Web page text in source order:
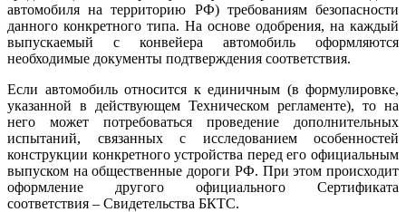
автомобиля на территорию РФ) требованиям безопасности
данного конкретного типа. На основе одобрения, на каждый
выпускаемый с конвейера автомобиль оформляются
необходимые документы подтверждения соответствия.
Если автомобиль относится к единичным (в формулировке,
указанной в действующем Техническом регламенте), то на
него может потребоваться проведение дополнительных
испытаний, связанных с исследованием особенностей
конструкции конкретного устройства перед его официальным
выпуском на общественные дороги РФ. При этом происходит
оформление другого официального Сертификата
соответствия – Свидетельства БКТС.